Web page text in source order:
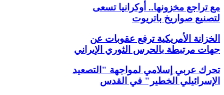
مع تراجع مخزونها.. أوكرانيا تسعى
لتصنيع صواريخ باتريوت
الخزانة الأمريكية ترفع عقوبات عن
جهات مرتبطة بالحرس الثوري الإيراني
تحرك عربي إسلامي لمواجهة "التصعيد
الإسرائيلي الخطير" في القدس